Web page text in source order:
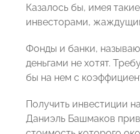
Казалось бы, имея
инвесторами,
Фонды и банки,
деньгами не хотят.
бы на нем с
Получить инвестиции
Даниэль Башмаков